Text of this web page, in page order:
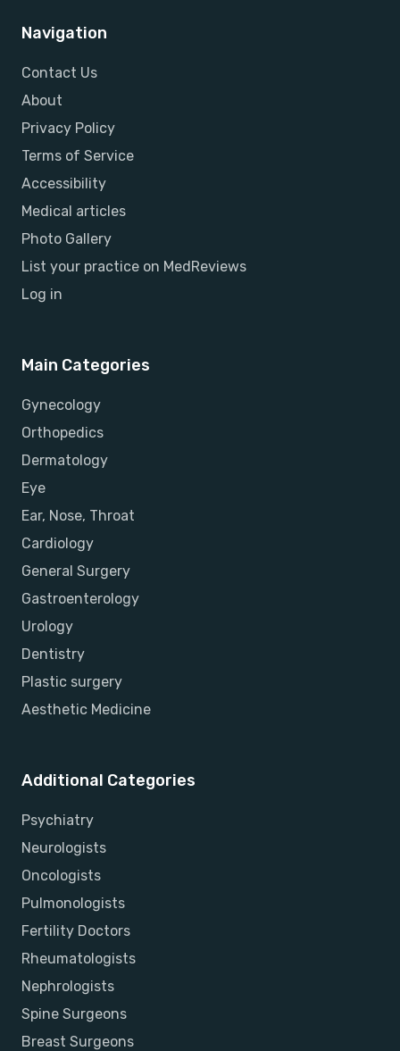
Navigation
Contact Us
About
Privacy Policy
Terms of Service
Accessibility
Medical articles
Photo Gallery
List your practice on MedReviews
Log in
Main Categories
Gynecology
Orthopedics
Dermatology
Eye
Ear, Nose, Throat
Cardiology
General Surgery
Gastroenterology
Urology
Dentistry
Plastic surgery
Aesthetic Medicine
Additional Categories
Psychiatry
Neurologists
Oncologists
Pulmonologists
Fertility Doctors
Rheumatologists
Nephrologists
Spine Surgeons
Breast Surgeons